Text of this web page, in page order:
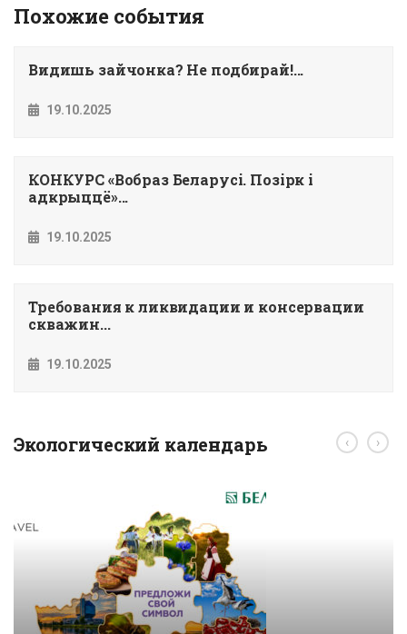
Похожие события
Видишь зайчонка? Не подбирай!...
19.10.2025
КОНКУРС «Вобраз Беларусi. Позiрк i
адкрыццё»...
19.10.2025
Требования к ликвидации и консервации
скважин...
19.10.2025
Экологический календарь ‹ ›